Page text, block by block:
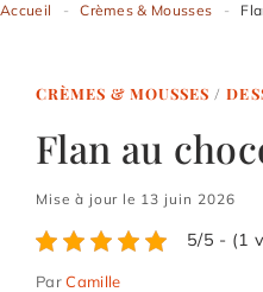
Accueil - Crèmes & Mousses -
CRÈMES & MOUSSES /
Flan au
Mise à jour le 13 juin 2026
5/5 - (1
ParCamille